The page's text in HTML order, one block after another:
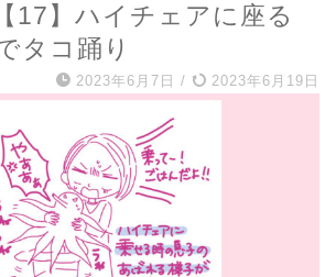
17】ハイチェアに座る
タコ踊り
2023年6月7日 / 2023年6月19日